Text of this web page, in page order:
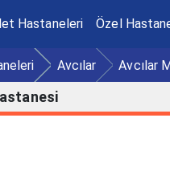
Hastaneleri Özel
Avcılar Avcılar